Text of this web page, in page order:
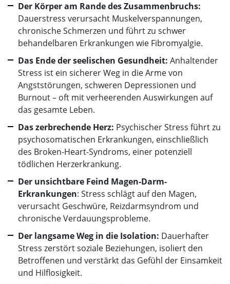
Der Körper am Rande des Zusammenbruchs:
Dauerstress verursacht Muskelverspannungen,
chronische Schmerzen und führt zu schwer
behandelbaren Erkrankungen wie Fibromyalgie.
Das Ende der seelischen Gesundheit: Anhaltender
Stress ist ein sicherer Weg in die Arme von
Angststörungen, schweren Depressionen und
Burnout – oft mit verheerenden Auswirkungen auf
das gesamte Leben.
Das zerbrechende Herz: Psychischer Stress führt zu
psychosomatischen Erkrankungen, einschließlich
des Broken-Heart-Syndroms, einer potenziell
tödlichen Herzerkrankung.
Der unsichtbare Feind Magen-Darm-
Erkrankungen: Stress schlägt auf den Magen,
verursacht Geschwüre, Reizdarmsyndrom und
chronische Verdauungsprobleme.
Der langsame Weg in die Isolation: Dauerhafter
Stress zerstört soziale Beziehungen, isoliert den
Betroffenen und verstärkt das Gefühl der Einsamkeit
und Hilflosigkeit.